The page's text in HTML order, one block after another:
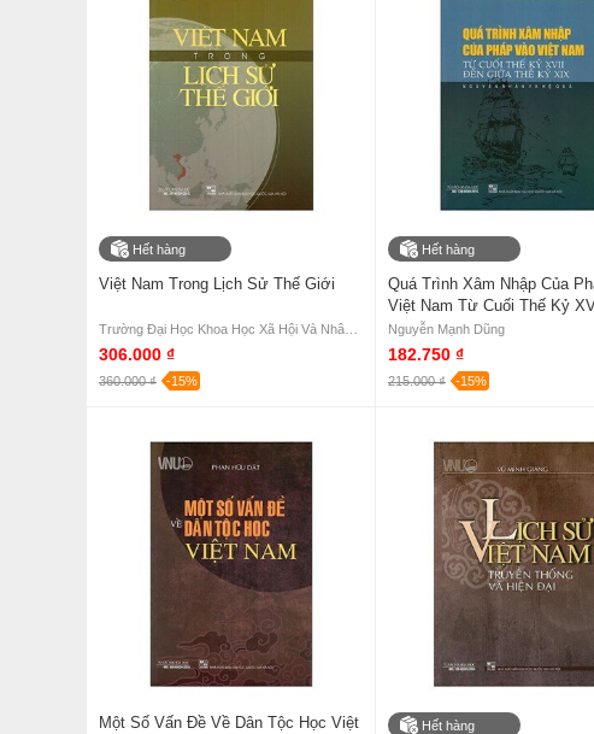
Hết hàng
Việt Nam Trong Lịch Sử Thế Giới
306.000 ₫
360.000 ₫ -15%
Hết hàng
Quá Trình Xâm Nhập Của
Việt Nam Từ Cuối Thế Kỷ
Giữa Thế Kỷ XIX - Nguyên
Hệ Quả
Nguyễn Mạnh Dũng
182.750 ₫
215.000 ₫ -15%
Một Số Vấn Đề Về Dân Tộc Học Việt
Hết hàng